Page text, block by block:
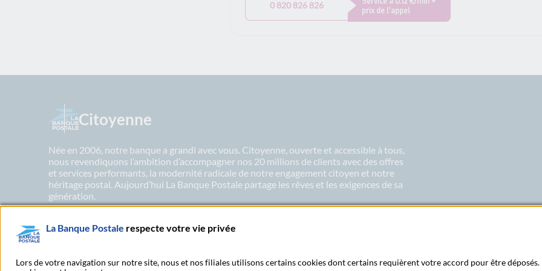
0 820 826 826
prix de l’appel
Citoyenne
Née en 2006, notre banque a grandi avec vous. Citoyenne, ouverte et accessible à tous,
nous revendiquons l’ambition d’accompagner nos 20 millions de clients avec des offres
et services performants, la modernité radicale de notre engagement citoyen et notre
héritage postal. Aujourd’hui La Banque Postale partage les rêves et les exigences de sa
génération.
En savoir plus sur nos engagements
La Banque Postale respecte votre vie privée
Lors de votre navigation sur notre site, nous et nos filiales utilisons certains cookies dont certains requièrent votre accord pour être déposés.